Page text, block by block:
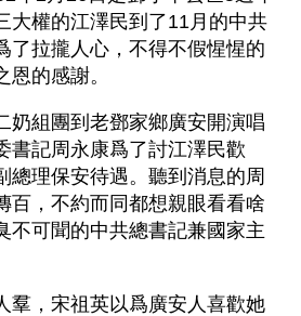
大權的江澤民到了11月的中共
了拉攏人心，不得不假惺惺的
的感謝。
奶組團到老鄧家鄉廣安開演唱
書記周永康爲了討江澤民歡
總理保安待遇。聽到消息的周
百，不約而同都想親眼看看啥
不可聞的中共總書記兼國家主
羣，宋祖英以爲廣安人喜歡她